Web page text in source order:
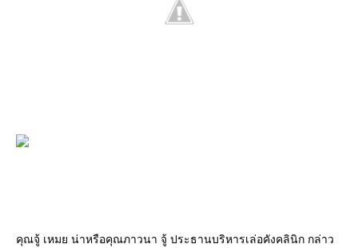
คุณจู้ เหมย น่าหรือคุณภาวนา จู้ ประธานบริหารเล่อคังคลินิก กล่าว